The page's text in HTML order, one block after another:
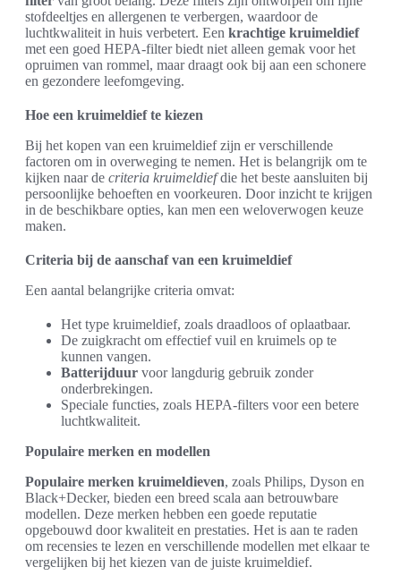
stofdeeltjes en allergenen te verbergen, waardoor de
luchtkwaliteit in huis verbetert. Een krachtige kruimeldief
met een goed HEPA-filter biedt niet alleen gemak voor het
opruimen van rommel, maar draagt ook bij aan een schonere
en gezondere leefomgeving.
Hoe een kruimeldief te kiezen
Bij het kopen van een kruimeldief zijn er verschillende
factoren om in overweging te nemen. Het is belangrijk om te
kijken naar de criteria kruimeldiefdie het beste aansluiten bij
persoonlijke behoeften en voorkeuren. Door inzicht te krijgen
in de beschikbare opties, kan men een weloverwogen keuze
maken.
Criteria bij de aanschaf van een kruimeldief
Een aantal belangrijke criteria omvat:
Het type kruimeldief, zoals draadloos of oplaatbaar.
De zuigkracht om effectief vuil en kruimels op te
kunnen vangen.
Batterijduur voor langdurig gebruik zonder
onderbrekingen.
Speciale functies, zoals HEPA-filters voor een betere
luchtkwaliteit.
Populaire merken en modellen
Populaire merken kruimeldieven, zoals Philips, Dyson en
Black+Decker, bieden een breed scala aan betrouwbare
modellen. Deze merken hebben een goede reputatie
opgebouwd door kwaliteit en prestaties. Het is aan te raden
om recensies te lezen en verschillende modellen met elkaar te
vergelijken bij het kiezen van de juiste kruimeldief.